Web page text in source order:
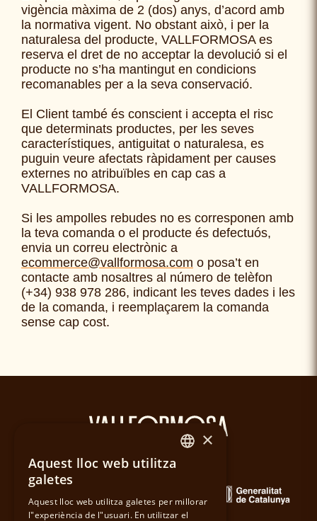
vigència màxima de 2 (dos) anys, d’acord amb
la normativa vigent. No obstant això, i per la
naturalesa del producte, VALLFORMOSA es
reserva el dret de no acceptar la devolució si el
producte no s’ha mantingut en condicions
recomanables per a la seva conservació.
El Client també és conscient i accepta el risc
que determinats productes, per les seves
característiques, antiguitat o naturalesa, es
puguin veure afectats ràpidament per causes
externes no atribuïbles en cap cas a
VALLFORMOSA.
Si les ampolles rebudes no es corresponen amb
la teva comanda o el producte és defectuós,
envia un correu electrònic a
ecommerce@vallformosa.com o posa’t en
contacte amb nosaltres al número de telèfon
(+34) 938 978 286, indicant les teves dades i les
de la comanda, i reemplaçarem la comanda
sense cap cost.
CATALAN
×
Aquest lloc web utilitza
galetes
Aquest lloc web utilitza galetes per millorar
l"experiència de l"usuari. En utilitzar el